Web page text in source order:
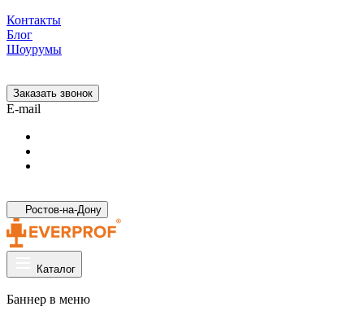
Контакты
Блог
Шоурумы
Заказать звонок
E-mail
Ростов-на-Дону
Каталог
Баннер в меню